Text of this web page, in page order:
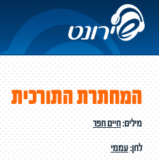
המחתרת התורכית
מילים:חיים חפר
לחן:עממי